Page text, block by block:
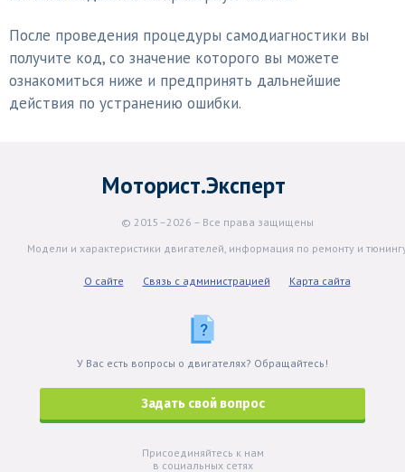
После проведения процедуры самодиагностики вы
получите код, со значение которого вы можете
ознакомиться ниже и предпринять дальнейшие
действия по устранению ошибки.
Моторист.Эксперт
© 2015–2026 – Все права защищены
Модели и характеристики двигателей, информация по ремонту и
О сайте Связь с администрацией Карта сайта
У Вас есть вопросы о двигателях? Обращайтесь!
Задать свой вопрос
Присоединяйтесь к нам
в социальных сетях